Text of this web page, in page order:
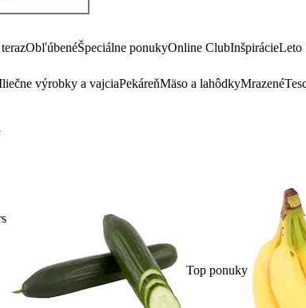
ObľúbenéŠpeciálne ponukyOnline ClubInšpirácieLeto
výrobky a vajciaPekáreňMäso a lahôdkyMrazené
Top ponuky